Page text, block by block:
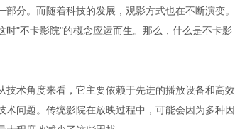
分。而随着科技的发展，观影方式也在不断演变。
"不卡影院"的概念应运而生。那么，什么是不卡影
术角度来看，它主要依赖于先进的播放设备和高效
问题。传统影院在放映过程中，可能会因为多种因